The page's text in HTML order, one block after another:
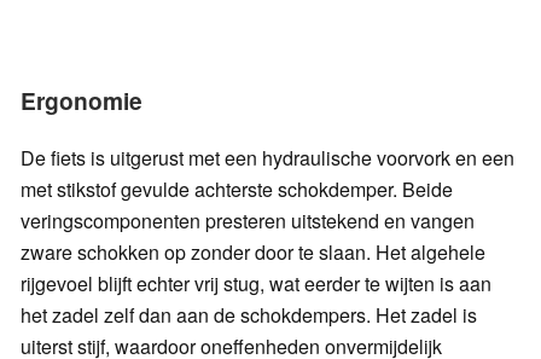
Ergonomie
De fiets is uitgerust met een hydraulische voorvork en een
met stikstof gevulde achterste schokdemper. Beide
veringscomponenten presteren uitstekend en vangen
zware schokken op zonder door te slaan. Het algehele
rijgevoel blijft echter vrij stug, wat eerder te wijten is aan
het zadel zelf dan aan de schokdempers. Het zadel is
uiterst stijf, waardoor oneffenheden onvermijdelijk